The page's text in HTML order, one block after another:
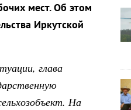
мест. Об этом
Иркутской
глава
На